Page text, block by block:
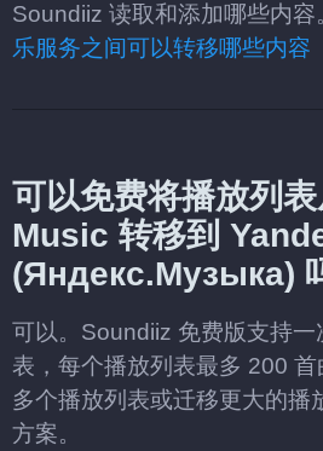
Soundiiz 读取和添加哪些内容
乐服务之间可以转移哪些内容
可以免费将播放列
Music 转移到
(Яндекс.Музыка)
可以。Soundiiz 免费版支持一
表，每个播放列表最多 200
多个播放列表或迁移更大的播
方案。